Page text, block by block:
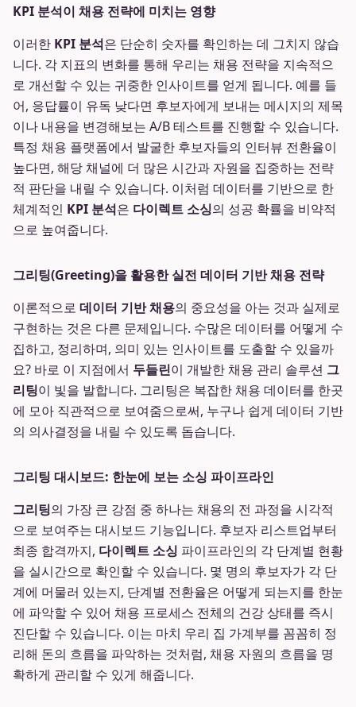
KPI 분석이 채용 전략에 미치는 영향
이러한 KPI 분석은 단순히 숫자를 확인하는 데 그치지 않습
니다. 각 지표의 변화를 통해 우리는 채용 전략을 지속적으
로 개선할 수 있는 귀중한 인사이트를 얻게 됩니다. 예를 들
어, 응답률이 유독 낮다면 후보자에게 보내는 메시지의 제목
이나 내용을 변경해보는 A/B 테스트를 진행할 수 있습니다.
특정 채용 플랫폼에서 발굴한 후보자들의 인터뷰 전환율이
높다면, 해당 채널에 더 많은 시간과 자원을 집중하는 전략
적 판단을 내릴 수 있습니다. 이처럼 데이터를 기반으로 한
체계적인 KPI 분석은 다이렉트 소싱의 성공 확률을 비약적
으로 높여줍니다.
그리팅(Greeting)을 활용한 실전 데이터 기반 채용 전략
이론적으로 데이터 기반 채용의 중요성을 아는 것과 실제로
구현하는 것은 다른 문제입니다. 수많은 데이터를 어떻게 수
집하고, 정리하며, 의미 있는 인사이트를 도출할 수 있을까
요? 바로 이 지점에서 두들린이 개발한 채용 관리 솔루션 그
리팅이 빛을 발합니다. 그리팅은 복잡한 채용 데이터를 한곳
에 모아 직관적으로 보여줌으로써, 누구나 쉽게 데이터 기반
의 의사결정을 내릴 수 있도록 돕습니다.
그리팅 대시보드: 한눈에 보는 소싱 파이프라인
그리팅의 가장 큰 강점 중 하나는 채용의 전 과정을 시각적
으로 보여주는 대시보드 기능입니다. 후보자 리스트업부터
최종 합격까지, 다이렉트 소싱 파이프라인의 각 단계별 현황
을 실시간으로 확인할 수 있습니다. 몇 명의 후보자가 각 단
계에 머물러 있는지, 단계별 전환율은 어떻게 되는지를 한눈
에 파악할 수 있어 채용 프로세스 전체의 건강 상태를 즉시
진단할 수 있습니다. 이는 마치 우리 집 가계부를 꼼꼼히 정
리해 돈의 흐름을 파악하는 것처럼, 채용 자원의 흐름을 명
확하게 관리할 수 있게 해줍니다.